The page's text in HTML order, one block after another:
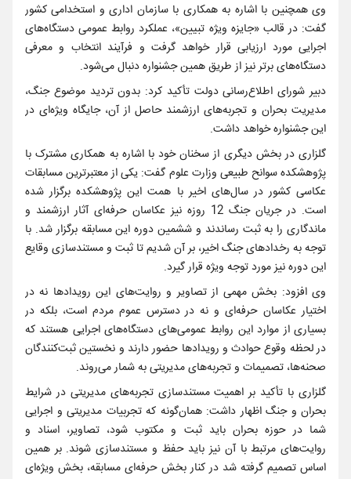
وی همچنین با اشاره به همکاری با سازمان اداری و استخدامی کشور
گفت: در قالب «جایزه ویژه تبیین»، عملکرد روابط عمومی دستگاه‌های
اجرایی مورد ارزیابی قرار خواهد گرفت و فرآیند انتخاب و معرفی
دستگاه‌های برتر نیز از طریق همین جشنواره دنبال می‌شود.
دبیر شورای اطلاع‌رسانی دولت تأکید کرد: بدون تردید موضوع جنگ،
مدیریت بحران و تجربه‌های ارزشمند حاصل از آن، جایگاه ویژه‌ای در
این جشنواره خواهد داشت.
گلزاری در بخش دیگری از سخنان خود با اشاره به همکاری مشترک با
پژوهشکده سوانح طبیعی وزارت علوم گفت: یکی از معتبرترین مسابقات
عکاسی کشور در سال‌های اخیر با همت این پژوهشکده برگزار شده
است. در جریان جنگ 12 روزه نیز عکاسان حرفه‌ای آثار ارزشمند و
ماندگاری را به ثبت رساندند و ششمین دوره این مسابقه برگزار شد. با
توجه به رخدادهای جنگ اخیر، بر آن شدیم تا ثبت و مستندسازی وقایع
این دوره نیز مورد توجه ویژه قرار گیرد.
وی افزود: بخش مهمی از تصاویر و روایت‌های این رویدادها نه در
اختیار عکاسان حرفه‌ای و نه در دسترس عموم مردم است، بلکه در
بسیاری از موارد این روابط عمومی‌های دستگاه‌های اجرایی هستند که
در لحظه وقوع حوادث و رویدادها حضور دارند و نخستین ثبت‌کنندگان
صحنه‌ها، تصمیمات و تجربه‌های مدیریتی به شمار می‌روند.
گلزاری با تأکید بر اهمیت مستندسازی تجربه‌های مدیریتی در شرایط
بحران و جنگ اظهار داشت: همان‌گونه که تجربیات مدیریتی و اجرایی
شما در حوزه بحران باید ثبت و مکتوب شود، تصاویر، اسناد و
روایت‌های مرتبط با آن نیز باید حفظ و مستندسازی شوند. بر همین
اساس تصمیم گرفته شد در کنار بخش حرفه‌ای مسابقه، بخش ویژه‌ای